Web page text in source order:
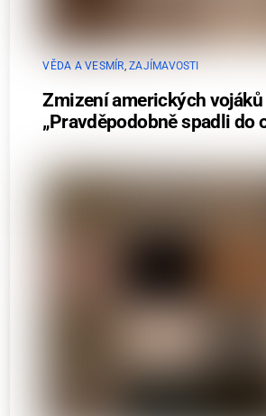
VĚDA A VESMÍR ,ZAJÍMAVOSTI
Zmizení amerických
„Pravděpodobně spadli do